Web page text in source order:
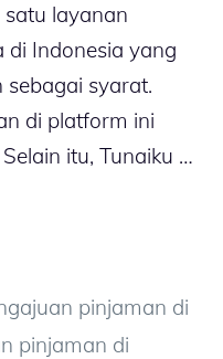
layanan
di Indonesia yang
syarat.
di platform ini
itu, Tunaiku …
pinjaman di
pinjaman di